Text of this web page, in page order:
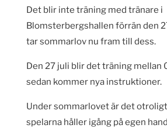
Det blir inte träning med tränare i
Blomsterbergshallen förrän den
tar sommarlov nu fram till dess.
Den 27 juli blir det träning mellan
sedan kommer nya instruktioner.
Under sommarlovet är det
spelarna håller igång på egen